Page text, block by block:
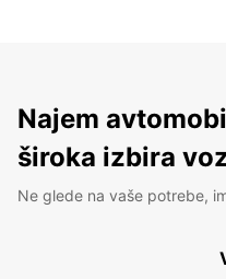
Najem
široka izbira
Ne glede na vaše potrebe,